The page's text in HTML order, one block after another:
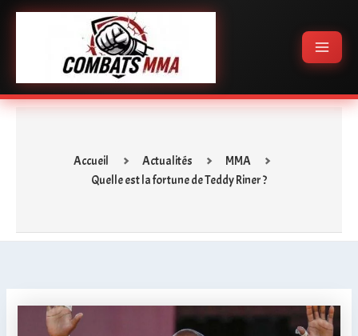
Aller
Menu
Accueil Actualités
MMA
Quelle est la fortune de Teddy Riner ?